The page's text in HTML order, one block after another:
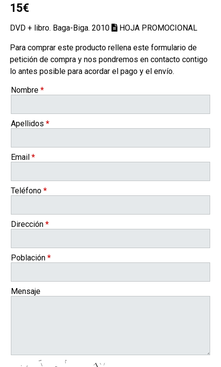
15€
DVD + libro. Baga-Biga. 2010 HOJA PROMOCIONAL
Para comprar este producto rellena este formulario de
petición de compra y nos pondremos en contacto contigo
lo antes posible para acordar el pago y el envío.
Nombre *
Apellidos *
Email *
Teléfono *
Dirección *
Población *
Mensaje